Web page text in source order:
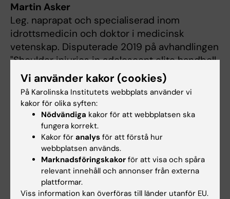
Martin Asker
Leg. naprapat och specialiserad inom
idrottsmedicin och doktor i medicinsk
vetenskap. Disputerade 2019 på avhandlingen
"Shoulder injuries in adolescent elite handboll
players". Hans forskning är inriktad på
prevention och rehabilitering av idrottsskador,
med fokus på handboll. Martin är också
delaktig i biomekanisk forskning om
kastteknik och axelbelastning hos idrottare.
Han är idag lektor på Sophiahemmets
högskola och undervisar vid utbildning på
grundnivå och avancerad nivå.
Vi använder kakor (cookies)
På Karolinska Institutets webbplats använder vi
kakor för olika syften:
Nödvändiga kakor för att webbplatsen ska
fungera korrekt.
Kakor för analys för att förstå hur
webbplatsen används.
Marknadsföringskakor för att visa och spåra
relevant innehåll och annonser från externa
plattformar.
Viss information kan överföras till länder utanför EU.